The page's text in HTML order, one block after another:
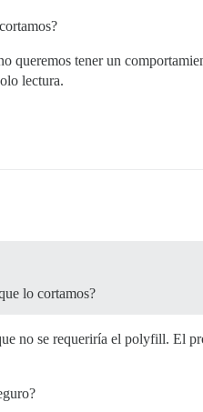
queremos tener un
lectura.
lo cortamos?
no se requeriría el polyfill. El